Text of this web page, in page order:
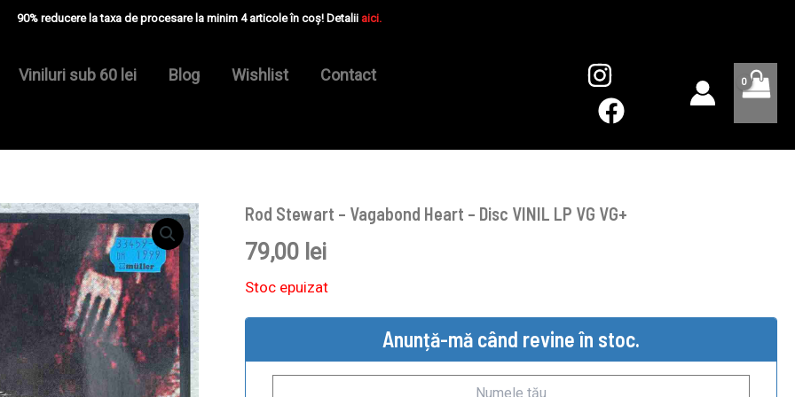
90% reducere la taxa de procesare la minim 4 articole în coș! Detalii aici.
Viniluri sub 60 lei Blog Wishlist Contact
Rod Stewart – Vagabond Heart – Disc VINIL LP VG VG+
79,00 lei
Stoc epuizat
Anunță-mă când revine în stoc.